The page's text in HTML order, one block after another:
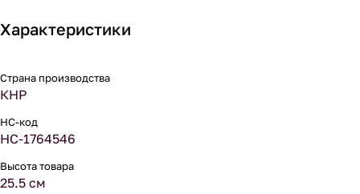
Характеристики
Страна производства
КНР
НС-код
НС-1764546
Высота товара
25.5 см